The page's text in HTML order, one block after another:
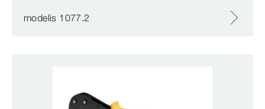
modelis 1077.2